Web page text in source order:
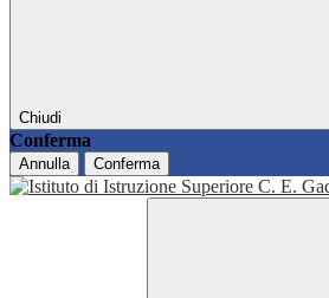
Chiudi
Conferma
Annulla Conferma